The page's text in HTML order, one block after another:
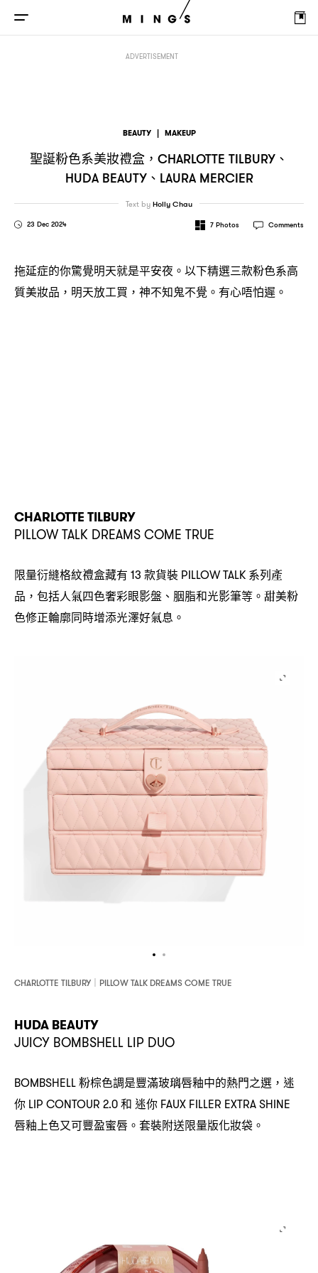
ADVERTISEMENT
BEAUTY | MAKEUP
聖誕粉色系美妝禮盒 ，CHARLOTTE TILBURY 、
HUDA BEAUTY、 LAURA MERCIER
23 Dec 2024
Text byHolly Chau
7 Photos Comments
拖延症的你驚覺明天就是平安夜。以下精選三款粉色系高
質美妝品 ， 明天放工買 ， 神不知鬼不覺。有心唔怕遲。
CHARLOTTE TILBURY
PILLOW TALK DREAMS COME TRUE
限量衍縫格紋禮盒藏有 13 款貨裝 PILLOW TALK 系列產
品 ， 包括人氣四色奢彩眼影盤、胭脂和光影筆等。甜美粉
色修正輪廓同時增添光澤好氣息。
CHARLOTTE TILBURY｜PILLOW TALK DREAMS COME TRUE
HUDA BEAUTY
JUICY BOMBSHELL LIP DUO
BOMBSHELL粉棕色調是豐滿玻璃唇釉中的熱門之選 ， 迷
你 LIP CONTOUR 2.0和 迷你 FAUX FILLER EXTRA SHINE
唇釉上色又可豐盈蜜唇。套裝附送限量版化妝袋。
，CHARLOTTE TILBURY LAURA MERCIER